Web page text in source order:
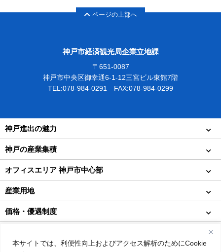
本サイトでは、利便性向上およびアクセス解析のためにCookie
ページの上部へ
神戸市経済観光局企業立地課
〒651-0087
神戸市中央区御幸通6-1-12三宮ビル東館7階
TEL:078-984-0291 FAX:078-984-0299
神戸進出の魅力
神戸の産業集積
オフィスエリア 神戸市中心部
産業用地
価格・優遇制度